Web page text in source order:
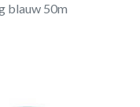
blauw 50m